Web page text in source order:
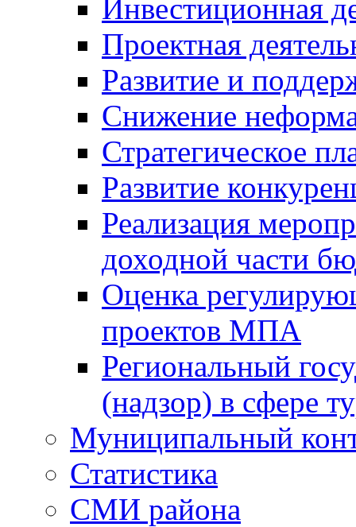
Инвестиционная
Проектная
Развитие и
Снижение
Стратегическое
Развитие
Реализация
доходной части
Оценка
проектов МПА
Региональный
(надзор) в сфере
Муниципальный
Статистика
СМИ района